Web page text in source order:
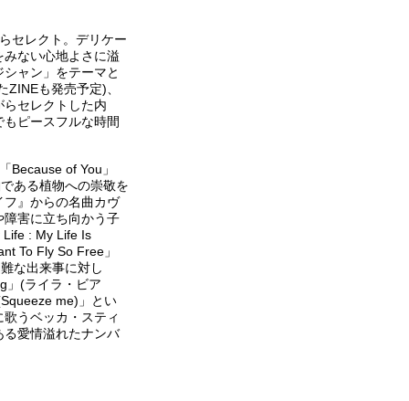
セレクト。デリケー
みない心地よさに溢
ャン」をテーマと
も発売予定)、
セレクトした内
ピースフルな時間
Because of You」
ある植物への崇敬を
』からの名曲カヴ
害に立ち向かう子
Life : My Life Is
To Fly So Free」
な出来事に対し
」(ライラ・ビア
me)」とい
うベッカ・スティ
愛情溢れたナンバ